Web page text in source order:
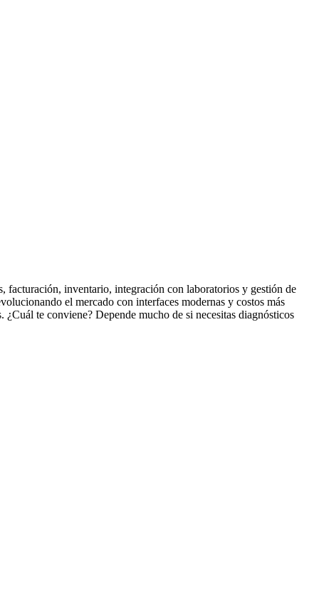
facturación, inventario, integración con laboratorios y gestión de
el mercado con interfaces modernas y costos más
te conviene? Depende mucho de si necesitas diagnósticos